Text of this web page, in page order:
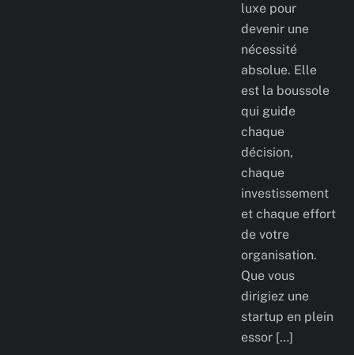
luxe pour
devenir une
nécessité
absolue. Elle
est la boussole
qui guide
chaque
décision,
chaque
investissement
et chaque effort
de votre
organisation.
Que vous
dirigiez une
startup en plein
essor […]